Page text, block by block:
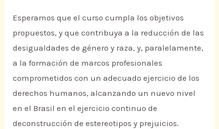
Esperamos que el curso cumpla los objetivos
propuestos, y que contribuya a la reducción de las
desigualdades de género y raza, y, paralelamente,
a la formación de marcos profesionales
comprometidos con un adecuado ejercicio de los
derechos humanos, alcanzando un nuevo nivel
en el Brasil en el ejercicio continuo de
deconstrucción de estereotipos y prejuicios.